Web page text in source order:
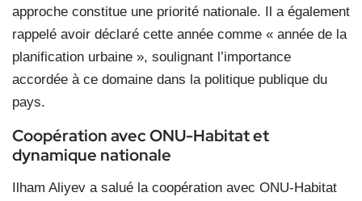
approche constitue une priorité nationale. Il a également
rappelé avoir déclaré cette année comme « année de la
planification urbaine », soulignant l’importance
accordée à ce domaine dans la politique publique du
pays.
Coopération avec ONU-Habitat et
dynamique nationale
Ilham Aliyev a salué la coopération avec ONU-Habitat